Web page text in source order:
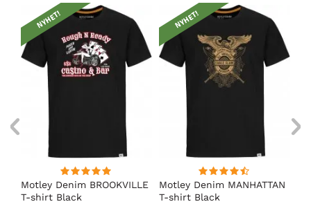
Motley Denim BROOKVILLE
T-shirt Black
NYHET!
Motley Denim MANHATTAN
T-shirt Black
NYHET!